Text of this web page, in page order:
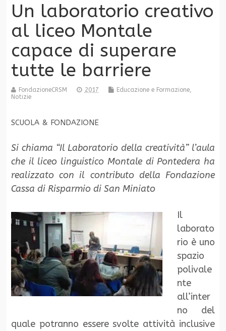
Un laboratorio creativo
al liceo Montale
capace di superare
tutte le barriere
FondazioneCRSM 2017 Educazione e Formazione,
Notizie
SCUOLA & FONDAZIONE
Si chiama “Il Laboratorio della creatività” l’aula
che il liceo linguistico Montale di Pontedera ha
realizzato con il contributo della Fondazione
Cassa di Risparmio di San Miniato
Il
laborato
rio è uno
spazio
polivale
nte
all’inter
no del
quale potranno essere svolte attività inclusive